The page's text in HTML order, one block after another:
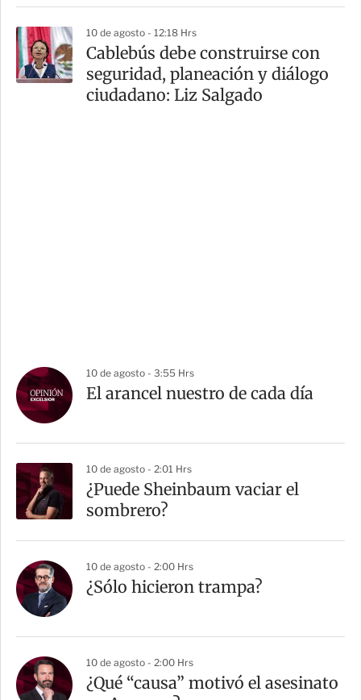
10 de agosto - 12:18 Hrs
Cablebús debe construirse con
seguridad, planeación y diálogo
ciudadano: Liz Salgado
10 de agosto - 3:55 Hrs
El arancel nuestro de cada día
10 de agosto - 2:01 Hrs
¿Puede Sheinbaum vaciar el
sombrero?
10 de agosto - 2:00 Hrs
¿Sólo hicieron trampa?
10 de agosto - 2:00 Hrs
¿Qué “causa” motivó el asesinato